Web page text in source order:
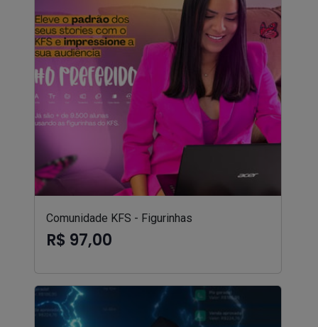
Comunidade KFS - Figurinhas
R$ 97,00